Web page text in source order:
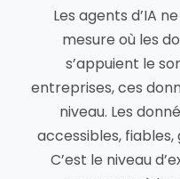
Les agents d’IA
mesure où les
s’appuient le
entreprises, ces
niveau. Les
accessibles,
C’est le niveau